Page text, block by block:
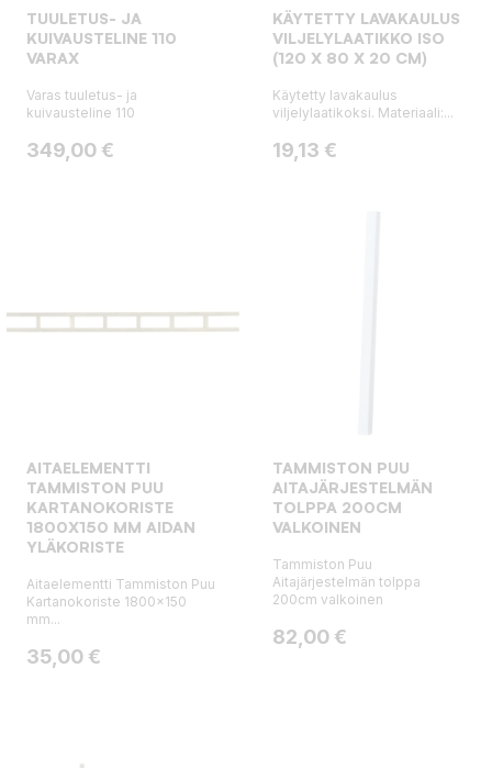
TUULETUS- JA
KUIVAUSTELINE 110
VARAX
Varas tuuletus- ja
kuivausteline 110
Hinta
349,00 €
KÄYTETTY LAVAKAULUS
VILJELYLAATIKKO ISO
(120 X 80 X 20 CM)
Käytetty lavakaulus
viljelylaatikoksi. Materiaali:...
Hinta
19,13 €
AITAELEMENTTI
TAMMISTON PUU
KARTANOKORISTE
1800X150 MM AIDAN
YLÄKORISTE
Aitaelementti Tammiston Puu
Kartanokoriste 1800x150
mm...
Hinta
35,00 €
TAMMISTON PUU
AITAJÄRJESTELMÄN
TOLPPA 200CM
VALKOINEN
Tammiston Puu
Aitajärjestelmän tolppa
200cm valkoinen
Hinta
82,00 €